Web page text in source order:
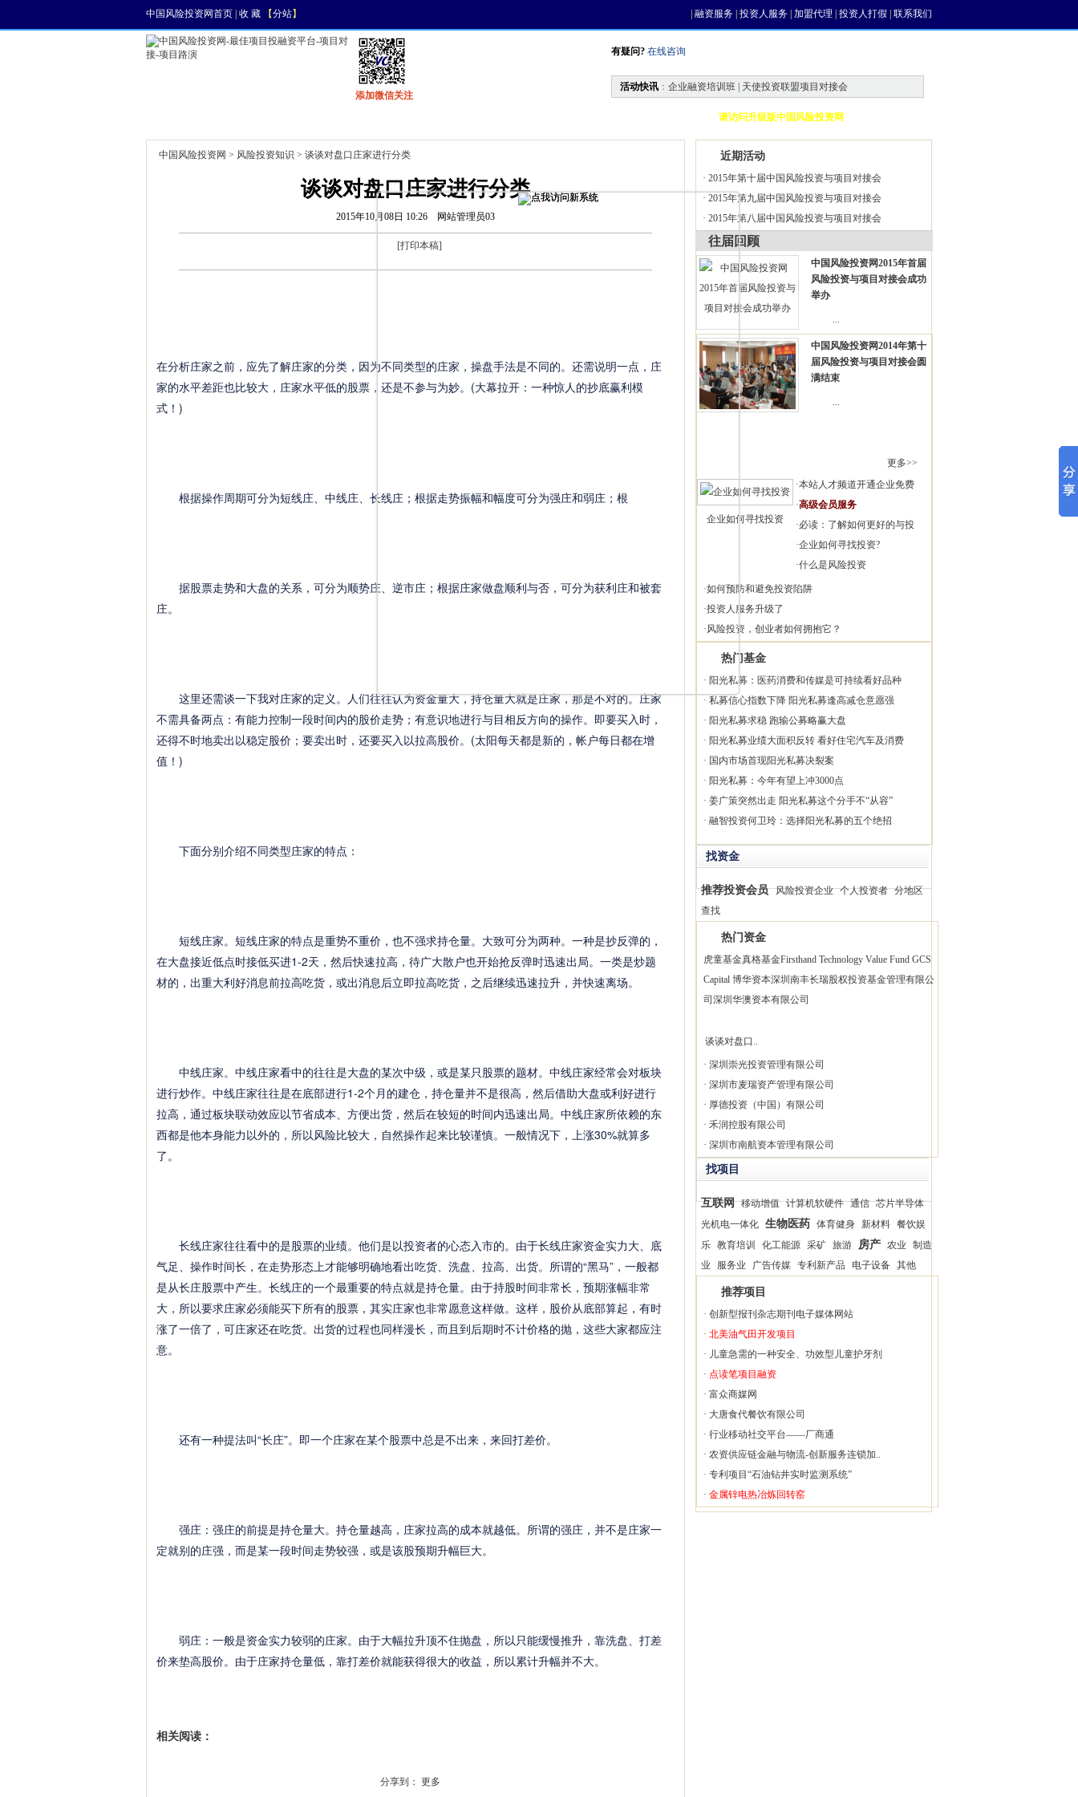
中国风险投资网首页 收 藏 【分站】 融资服务 投资人服务 加盟代理 投资人打假 联系我们
添加微信关注
有疑问? 在线咨询
活动快讯 ： 企业融资培训班 | 天使投资联盟项目对接会
请访问升级版中国风险投资网
中国风险投资网 > 风险投资知识 > 谈谈对盘口庄家进行分类
谈谈对盘口庄家进行分类
2015年10月08日 10:26 网站管理员03
[打印本稿]
在分析庄家之前，应先了解庄家的分类，因为不同类型的庄家，操盘手法是不同的。还需说明一点，庄
家的水平差距也比较大，庄家水平低的股票，还是不参与为妙。(大幕拉开：一种惊人的抄底赢利模
式！)
根据操作周期可分为短线庄、中线庄、长线庄；根据走势振幅和幅度可分为强庄和弱庄；根
据股票走势和大盘的关系，可分为顺势庄、逆市庄；根据庄家做盘顺利与否，可分为获利庄和被套
庄。
这里还需谈一下我对庄家的定义。人们往往认为资金量大，持仓量大就是庄家，那是不对的。庄家
不需具备两点：有能力控制一段时间内的股价走势；有意识地进行与目相反方向的操作。即要买入时，
还得不时地卖出以稳定股价；要卖出时，还要买入以拉高股价。(太阳每天都是新的，帐户每日都在增
值！)
下面分别介绍不同类型庄家的特点：
短线庄家。短线庄家的特点是重势不重价，也不强求持仓量。大致可分为两种。一种是抄反弹的，
在大盘接近低点时接低买进1-2天，然后快速拉高，待广大散户也开始抢反弹时迅速出局。一类是炒题
材的，出重大利好消息前拉高吃货，或出消息后立即拉高吃货，之后继续迅速拉升，并快速离场。
中线庄家。中线庄家看中的往往是大盘的某次中级，或是某只股票的题材。中线庄家经常会对板块
进行炒作。中线庄家往往是在底部进行1-2个月的建仓，持仓量并不是很高，然后借助大盘或利好进行
拉高，通过板块联动效应以节省成本、方便出货，然后在较短的时间内迅速出局。中线庄家所依赖的东
西都是他本身能力以外的，所以风险比较大，自然操作起来比较谨慎。一般情况下，上涨30%就算多
了。
长线庄家往往看中的是股票的业绩。他们是以投资者的心态入市的。由于长线庄家资金实力大、底
气足、操作时间长，在走势形态上才能够明确地看出吃货、洗盘、拉高、出货。所谓的“黑马”，一般都
是从长庄股票中产生。长线庄的一个最重要的特点就是持仓量。由于持股时间非常长，预期涨幅非常
大，所以要求庄家必须能买下所有的股票，其实庄家也非常愿意这样做。这样，股价从底部算起，有时
涨了一倍了，可庄家还在吃货。出货的过程也同样漫长，而且到后期时不计价格的抛，这些大家都应注
意。
还有一种提法叫“长庄”。即一个庄家在某个股票中总是不出来，来回打差价。
强庄：强庄的前提是持仓量大。持仓量越高，庄家拉高的成本就越低。所谓的强庄，并不是庄家一
定就别的庄强，而是某一段时间走势较强，或是该股预期升幅巨大。
弱庄：一般是资金实力较弱的庄家。由于大幅拉升顶不住抛盘，所以只能缓慢推升，靠洗盘、打差
价来垫高股价。由于庄家持仓量低，靠打差价就能获得很大的收益，所以累计升幅并不大。
相关阅读：
分享到： 更多
近期活动
· 2015年第十届中国风险投资与项目对接会
· 2015年第九届中国风险投资与项目对接会
· 2015年第八届中国风险投资与项目对接会
往届回顾
中国风险投资网2015年首届
风险投资与项目对接会成功
举办
...
中国风险投资网2014年第十
届风险投资与项目对接会圆
满结束
...
更多>>
企业如何寻找投资
·本站人才频道开通企业免费
·高级会员服务
·必读：了解如何更好的与投
·企业如何寻找投资?
·什么是风险投资
·如何预防和避免投资陷阱
·投资人服务升级了
·风险投资，创业者如何拥抱它？
热门基金
· 阳光私募：医药消费和传媒是可持续看好品种
· 私募信心指数下降 阳光私募逢高减仓意愿强
· 阳光私募求稳 跑输公募略赢大盘
· 阳光私募业绩大面积反转 看好住宅汽车及消费
· 国内市场首现阳光私募决裂案
· 阳光私募：今年有望上冲3000点
· 姜广策突然出走 阳光私募这个分手不“从容”
· 融智投资何卫玲：选择阳光私募的五个绝招
找资金
推荐投资会员 风险投资企业 个人投资者 分地区
查找
热门资金
虎童基金真格基金Firsthand Technology Value Fund GCS
Capital 博华资本深圳南丰长瑞股权投资基金管理有限公
司 深圳华澳资本有限公司
谈谈对盘口..
· 深圳崇光投资管理有限公司
· 深圳市麦瑞资产管理有限公司
· 厚德投资（中国）有限公司
· 禾润控股有限公司
· 深圳市南航资本管理有限公司
找项目
互联网 移动增值 计算机软硬件 通信 芯片半导体
光机电一体化 生物医药 体育健身 新材料 餐饮娱
乐 教育培训 化工能源 采矿 旅游 房产 农业
制造
业
服务业 广告传媒 专利新产品 电子设备 其他
推荐项目
· 创新型报刊杂志期刊电子媒体网站
· 北美油气田开发项目
· 儿童急需的一种安全、功效型儿童护牙剂
· 点读笔项目融资
· 富众商媒网
· 大唐食代餐饮有限公司
· 行业移动社交平台——厂商通
· 农资供应链金融与物流-创新服务连锁加..
· 专利项目“石油钻井实时监测系统”
· 金属锌电热冶炼回转窑